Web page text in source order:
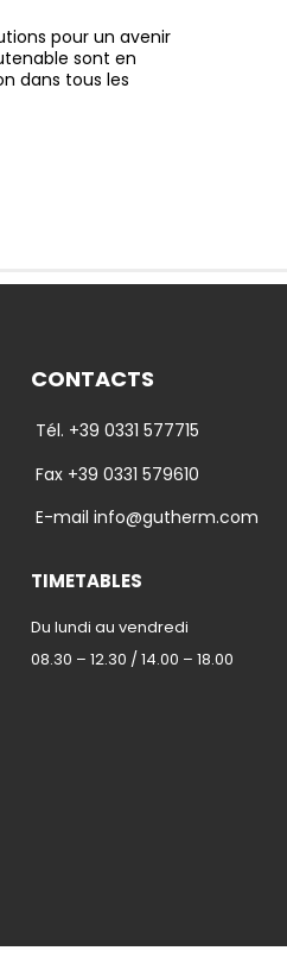
pour un avenir
sont en
dans tous les
CONTACTS
Tél. +39 0331 577715
Fax +39 0331 579610
E-mail info@gutherm.com
TIMETABLES
Du lundi au vendredi
08.30 – 12.30 / 14.00 – 18.00